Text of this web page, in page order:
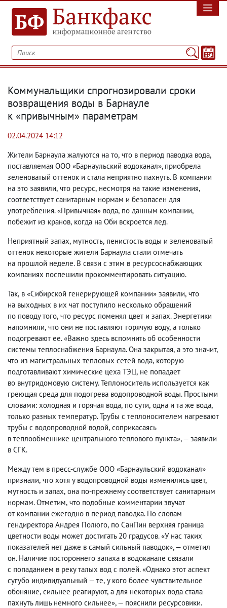
Коммунальщики спрогнозировали сроки
возвращения воды в Барнауле
к «привычным» параметрам
02.04.2024 14:12
Жители Барнаула жалуются на то, что в период паводка вода,
поставляемая ООО «Барнаульский водоканал», приобрела
зеленоватый оттенок и стала неприятно пахнуть. В компании
на это заявили, что ресурс, несмотря на такие изменения,
соответствует санитарным нормам и безопасен для
употребления. «Привычная» вода, по данным компании,
побежит из кранов, когда на Оби вскроется лед.
Неприятный запах, мутность, пенистость воды и зеленоватый
оттенок некоторые жители Барнаула стали отмечать
на прошлой неделе. В связи с этим в ресурсоснабжающих
компаниях поспешили прокомментировать ситуацию.
Так, в «Сибирской генерирующей компании» заявили, что
на выходных в их чат поступило несколько обращений
по поводу того, что ресурс поменял цвет и запах. Энергетики
напомнили, что они не поставляют горячую воду, а только
подогревают ее. «Важно здесь вспомнить об особенности
системы теплоснабжения Барнаула. Она закрытая, а это значит,
что из магистральных тепловых сетей вода, которую
подготавливают химические цеха ТЭЦ, не попадает
во внутридомовую систему. Теплоноситель используется как
греющая среда для подогрева водопроводной воды. Простыми
словами: холодная и горячая вода, по сути, одна и та же вода,
только разных температур. Трубы с теплоносителем нагревают
трубы с водопроводной водой, соприкасаясь
в теплообменнике центрального теплового пункта», — заявили
в СГК.
Между тем в пресс-службе ООО «Барнаульский водоканал»
признали, что хотя у водопроводной воды изменились цвет,
мутность и запах, она по-прежнему соответствует санитарным
нормам. Отметим, что подобные комментарии звучат
от компании ежегодно в период паводка. По словам
гендиректора Андрея Полюго, по СанПин верхняя граница
цветности воды может достигать 20 градусов. «У нас таких
показателей нет даже в самый сильный паводок», — отметил
он. Наличие постороннего запаха в водоканале связали
с попаданием в реку талых вод с полей. «Однако этот аспект
сугубо индивидуальный — те, у кого более чувствительное
обоняние, сильнее реагируют, а для некоторых вода стала
пахнуть лишь немного сильнее», — пояснили ресурсовики.